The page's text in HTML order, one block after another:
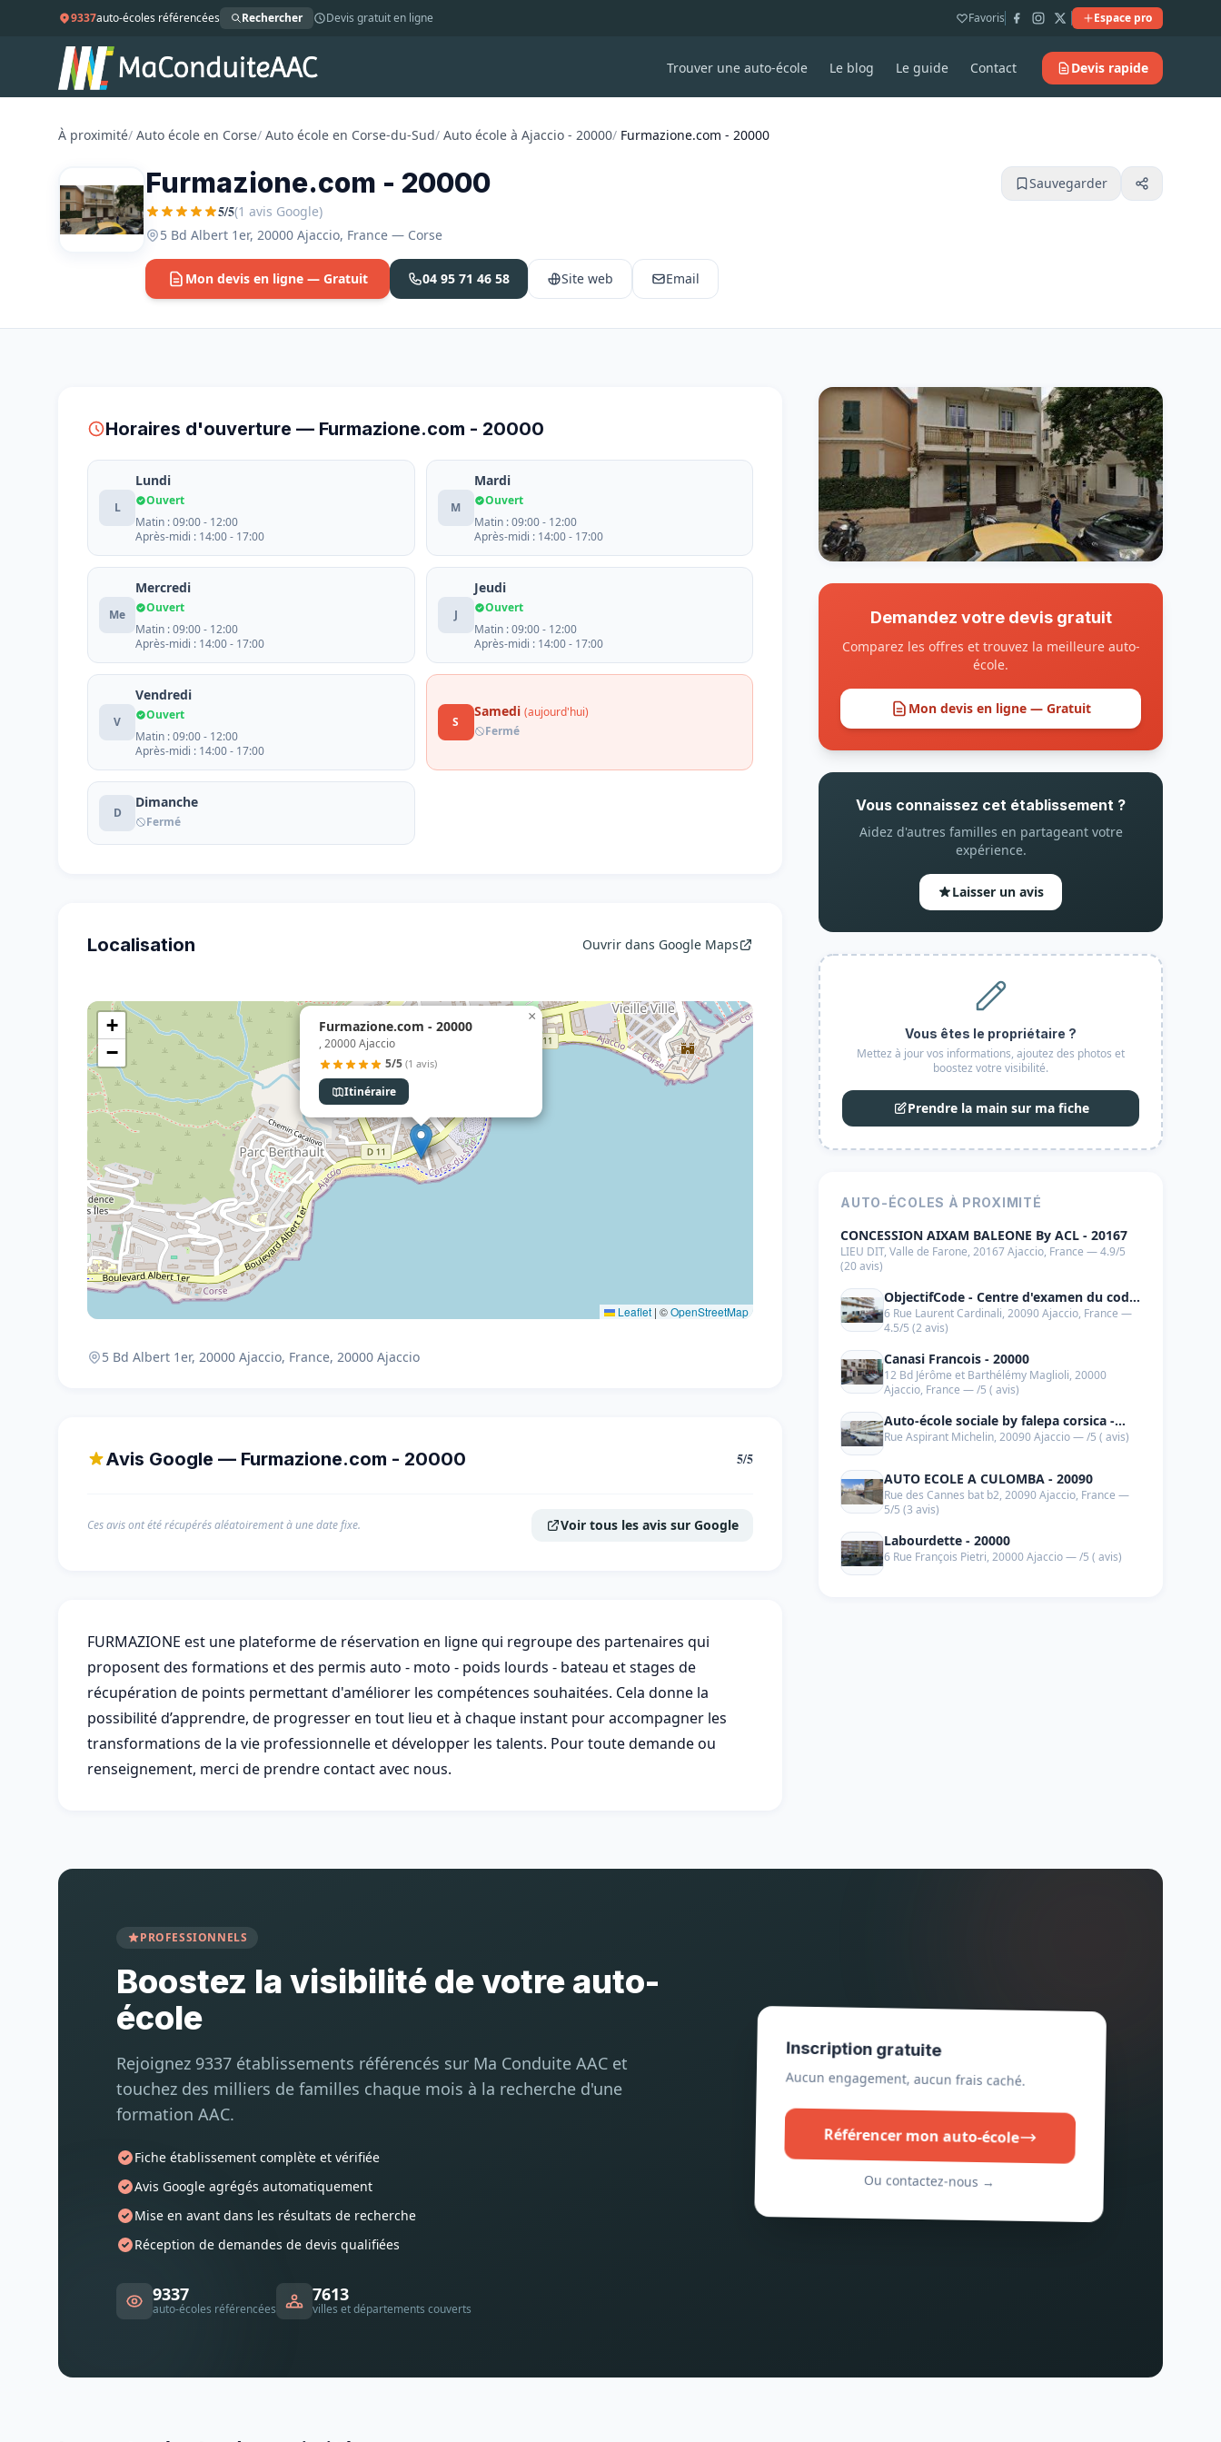
9337auto-écoles référencées Rechercher Devis gratuit en ligne Favoris Espace pro
Trouver une auto-école Le blog Le guide Contact Devis rapide
À proximité/ Auto école en Corse/ Auto école en Corse-du-Sud/ Auto école à Ajaccio - 20000/ Furmazione.com - 20000
Furmazione.com - 20000
5/5(1 avis Google)
5 Bd Albert 1er, 20000 Ajaccio, France — Corse
Sauvegarder
Mon devis en ligne — Gratuit 04 95 71 46 58 Site web Email
Horaires d'ouverture — Furmazione.com - 20000
L
Lundi
Ouvert
Matin : 09:00 - 12:00
Après-midi : 14:00 - 17:00
M
Mardi
Ouvert
Matin : 09:00 - 12:00
Après-midi : 14:00 - 17:00
Me
Mercredi
Ouvert
Matin : 09:00 - 12:00
Après-midi : 14:00 - 17:00
J
Jeudi
Ouvert
Matin : 09:00 - 12:00
Après-midi : 14:00 - 17:00
V
Vendredi
Ouvert
Matin : 09:00 - 12:00
Après-midi : 14:00 - 17:00
S
Samedi (aujourd'hui)
Fermé
D
Dimanche
Fermé
Localisation Ouvrir dans Google Maps
Furmazione.com - 20000
, 20000 Ajaccio
5/5 (1 avis)
Itinéraire
×
+
−
Leaflet | ©OpenStreetMap
5 Bd Albert 1er, 20000 Ajaccio, France, 20000 Ajaccio
Avis Google — Furmazione.com - 20000 5/5
Ces avis ont été récupérés aléatoirement à une date fixe. Voir tous les avis sur Google
FURMAZIONE est une plateforme de réservation en ligne qui regroupe des partenaires qui
proposent des formations et des permis auto - moto - poids lourds - bateau et stages de
récupération de points permettant d'améliorer les compétences souhaitées. Cela donne la
possibilité d’apprendre, de progresser en tout lieu et à chaque instant pour accompagner les
transformations de la vie professionnelle et développer les talents. Pour toute demande ou
renseignement, merci de prendre contact avec nous.
Demandez votre devis gratuit
Comparez les offres et trouvez la meilleure auto-
école.
Mon devis en ligne — Gratuit
Vous connaissez cet établissement ?
Aidez d'autres familles en partageant votre
expérience.
Laisser un avis
Vous êtes le propriétaire ?
Mettez à jour vos informations, ajoutez des photos et
boostez votre visibilité.
Prendre la main sur ma fiche
AUTO-ÉCOLES À PROXIMITÉ
CONCESSION AIXAM BALEONE By ACL - 20167
LIEU DIT, Valle de Farone, 20167 Ajaccio, France — 4.9/5
(20 avis)
ObjectifCode - Centre d'examen du code
de la route Ajaccio - 20090
6 Rue Laurent Cardinali, 20090 Ajaccio, France —
4.5/5 (2 avis)
Canasi Francois - 20000
12 Bd Jérôme et Barthélémy Maglioli, 20000
Ajaccio, France — /5 ( avis)
Auto-école sociale by falepa corsica -
20090
Rue Aspirant Michelin, 20090 Ajaccio — /5 ( avis)
AUTO ECOLE A CULOMBA - 20090
Rue des Cannes bat b2, 20090 Ajaccio, France —
5/5 (3 avis)
Labourdette - 20000
6 Rue François Pietri, 20000 Ajaccio — /5 ( avis)
PROFESSIONNELS
Boostez la visibilité de votre auto-
école
Rejoignez 9337 établissements référencés sur Ma Conduite AAC et
touchez des milliers de familles chaque mois à la recherche d'une
formation AAC.
Fiche établissement complète et vérifiée
Avis Google agrégés automatiquement
Mise en avant dans les résultats de recherche
Réception de demandes de devis qualifiées
9337
auto-écoles référencées
7613
villes et départements couverts
Inscription gratuite
Aucun engagement, aucun frais caché.
Référencer mon auto-école
Ou contactez-nous →